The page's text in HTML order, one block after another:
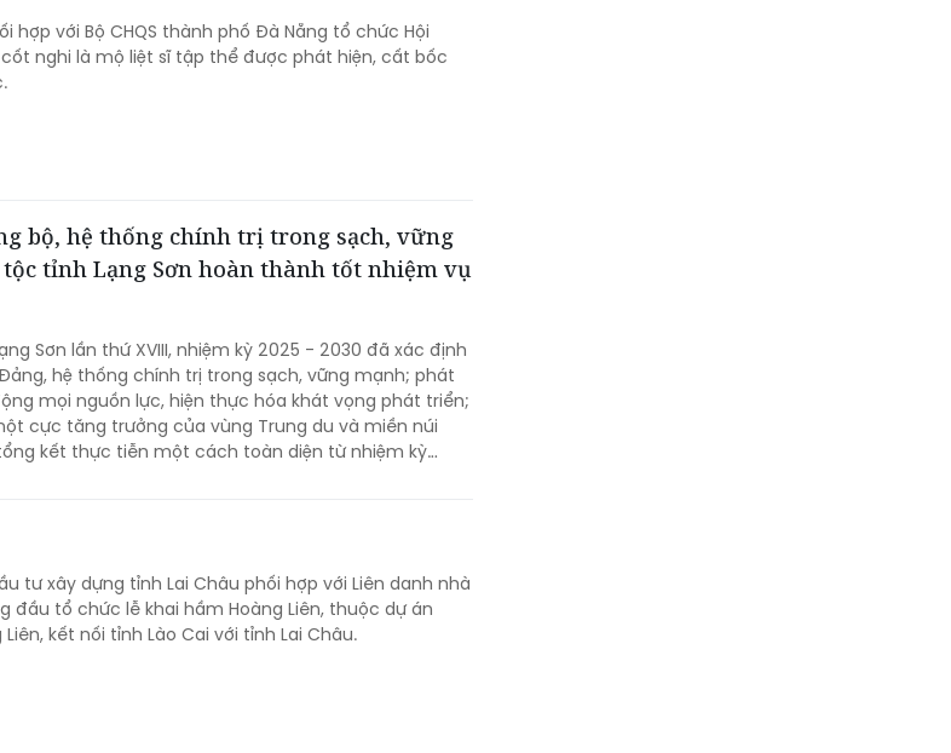
hợp với Bộ CHQS thành phố Đà Nẵng tổ chức Hội
nghi là mộ liệt sĩ tập thể được phát hiện, cất bốc
bộ, hệ thống chính trị trong sạch, vững
tỉnh Lạng Sơn hoàn thành tốt nhiệm vụ
Sơn lần thứ XVIII, nhiệm kỳ 2025 - 2030 đã xác định
hệ thống chính trị trong sạch, vững mạnh; phát
mọi nguồn lực, hiện thực hóa khát vọng phát triển;
cực tăng trưởng của vùng Trung du và miền núi
kết thực tiễn một cách toàn diện từ nhiệm kỳ
tư xây dựng tỉnh Lai Châu phối hợp với Liên danh nhà
đầu tổ chức lễ khai hầm Hoàng Liên, thuộc dự án
kết nối tỉnh Lào Cai với tỉnh Lai Châu.